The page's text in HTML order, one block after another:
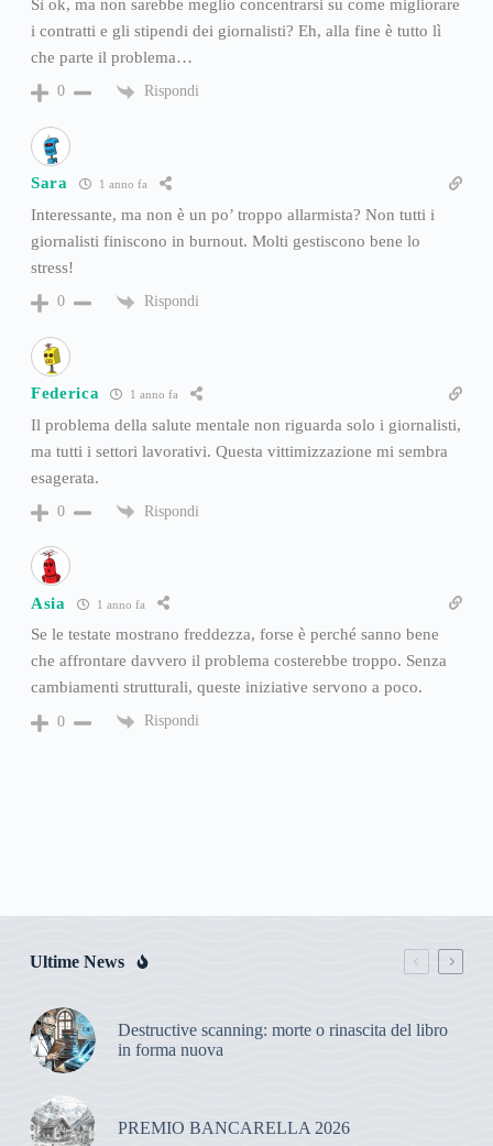
Sì ok, ma non sarebbe meglio concentrarsi su come migliorare
i contratti e gli stipendi dei giornalisti? Eh, alla fine è tutto lì
che parte il problema…
0 Rispondi
Sara 1 anno fa
Interessante, ma non è un po’ troppo allarmista? Non tutti i
giornalisti finiscono in burnout. Molti gestiscono bene lo
stress!
0 Rispondi
Federica 1 anno fa
Il problema della salute mentale non riguarda solo i giornalisti,
ma tutti i settori lavorativi. Questa vittimizzazione mi sembra
esagerata.
0 Rispondi
Asia 1 anno fa
Se le testate mostrano freddezza, forse è perché sanno bene
che affrontare davvero il problema costerebbe troppo. Senza
cambiamenti strutturali, queste iniziative servono a poco.
0 Rispondi
Ultime News
Destructive scanning: morte o rinascita del libro
in forma nuova
PREMIO BANCARELLA 2026